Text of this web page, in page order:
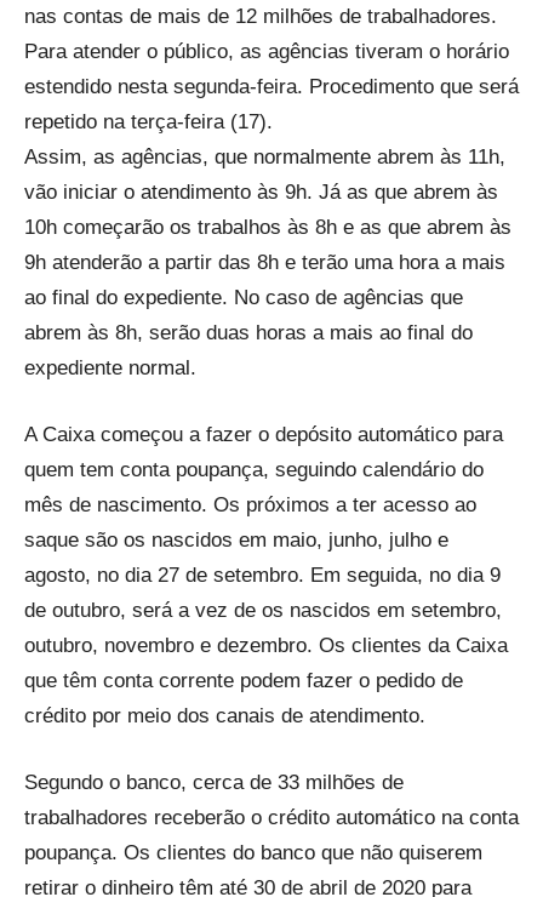
nas contas de mais de 12 milhões de trabalhadores.
Para atender o público, as agências tiveram o horário
estendido nesta segunda-feira. Procedimento que será
repetido na terça-feira (17).
Assim, as agências, que normalmente abrem às 11h,
vão iniciar o atendimento às 9h. Já as que abrem às
10h começarão os trabalhos às 8h e as que abrem às
9h atenderão a partir das 8h e terão uma hora a mais
ao final do expediente. No caso de agências que
abrem às 8h, serão duas horas a mais ao final do
expediente normal.
A Caixa começou a fazer o depósito automático para
quem tem conta poupança, seguindo calendário do
mês de nascimento. Os próximos a ter acesso ao
saque são os nascidos em maio, junho, julho e
agosto, no dia 27 de setembro. Em seguida, no dia 9
de outubro, será a vez de os nascidos em setembro,
outubro, novembro e dezembro. Os clientes da Caixa
que têm conta corrente podem fazer o pedido de
crédito por meio dos canais de atendimento.
Segundo o banco, cerca de 33 milhões de
trabalhadores receberão o crédito automático na conta
poupança. Os clientes do banco que não quiserem
retirar o dinheiro têm até 30 de abril de 2020 para